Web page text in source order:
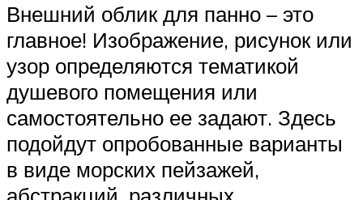
Внешний облик для панно – это
главное! Изображение, рисунок или
узор определяются тематикой
душевого помещения или
самостоятельно ее задают. Здесь
подойдут опробованные варианты
в виде морских пейзажей,